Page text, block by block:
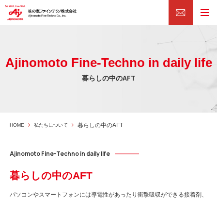
Ajinomoto Fine-Techno in daily life
暮らしの中のAFT
HOME 私たちについて 暮らしの中のAFT
Ajinomoto Fine-Techno in daily life
暮らしの中のAFT
パソコンやスマートフォンには導電性があったり衝撃吸収ができる接着剤、